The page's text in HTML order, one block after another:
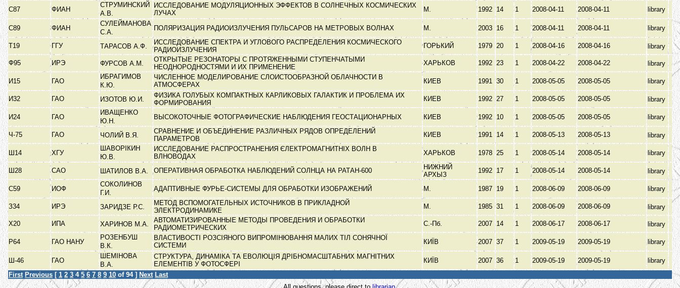
С87 ФИАН
СТРУМИНСКИЙ
А.В.
ИССЛЕДОВАНИЕ МОДУЛЯЦИОННЫХ ЭФФЕКТОВ В СОЛНЕЧНЫХ КОСМИЧЕСКИХ
ЛУЧАХ
М. 1992 14 1 2008-04-11 2008-04-11 library
С89 ФИАН
СУЛЕЙМАНОВА
С.А.
ПОЛЯРИЗАЦИЯ РАДИОИЗЛУЧЕНИЯ ПУЛЬСАРОВ НА МЕТРОВЫХ ВОЛНАХ М. 2003 16 1 2008-04-11 2008-04-11 library
Т19 ГГУ ТАРАСОВ А.Ф.
ИССЛЕДОВАНИЕ СПЕКТРА И УГЛОВОГО РАСПРЕДЕЛЕНИЯ КОСМИЧЕСКОГО
РАДИОИЗЛУЧЕНИЯ
ГОРЬКИЙ 1979 20 1 2008-04-16 2008-04-16 library
Ф95 ИРЭ ФУРСОВ А.М.
ОТКРЫТЫЕ РЕЗОНАТОРЫ С ПРОТЯЖЕННЫМИ СТУПЕНЧАТЫМИ
НЕОДНОРОДНОСТЯМИ И ИХ ПРИМЕНЕНИЕ
ХАРЬКОВ 1992 23 1 2008-04-22 2008-04-22 library
И15 ГАО
ИБРАГИМОВ
К.Ю.
ЧИСЛЕННОЕ МОДЕЛИРОВАНИЕ СЛОИСТООБРАЗНОЙ ОБЛАЧНОСТИ В
АТМОСФЕРАХ
КИЕВ 1991 30 1 2008-05-05 2008-05-05 library
И32 ГАО ИЗОТОВ Ю.И.
ФИЗИКА ГОЛУБЫХ КОМПАКТНЫХ КАРЛИКОВЫХ ГАЛАКТИК И ПРОБЛЕМА ИХ
ФОРМИРОВАНИЯ
КИЕВ 1992 27 1 2008-05-05 2008-05-05 library
И24 ГАО
ИВАЩЕНКО
Ю.Н.
ВЫСОКОТОЧНЫЕ ФОТОГРАФИЧЕСКИЕ НАБЛЮДЕНИЯ ГЕОСТАЦИОНАРНЫХ КИЕВ 1992 10 1 2008-05-05 2008-05-05 library
Ч-75 ГАО ЧОЛИЙ В.Я.
СРАВНЕНИЕ И ОБЪЕДИНЕНИЕ РАЗЛИЧНЫХ РЯДОВ ОПРЕДЕЛЕНИЙ
ПАРАМЕТРОВ
КИЕВ 1991 14 1 2008-05-13 2008-05-13 library
Ш14 ХГУ
ШАВОРІКИН
Ю.В.
ИССЛЕДОВАНИЕ РАСПРОСТРАНЕНИЯ ЄЛЕКТРОМАГНИТНІХ ВОЛН В
ВЛНОВОДАХ
ХАРЬКОВ 1978 25 1 2008-05-14 2008-05-14 library
Ш28 САО ШАТИЛОВ В.А. ОПЕРАТИВНАЯ ОБРАБОТКА НАБЛЮДЕНИЙ СОЛНЦА НА РАТАН-600
НИЖНИЙ
АРХЫЗ
1992 17 1 2008-05-14 2008-05-14 library
С59 ИОФ
СОКОЛИНОВ
Г.И.
АДАПТИВНЫЕ ФУРЬЕ-СИСТЕМЫ ДЛЯ ОБРАБОТКИ ИЗОБРАЖЕНИЙ М. 1987 19 1 2008-06-09 2008-06-09 library
З34 ИРЭ ЗАРИДЗЕ Р.С.
МЕТОД ВСПОМОГАТЕЛЬНЫХ ИСТОЧНИКОВ В ПРИКЛАДНОЙ
ЭЛЕКТРОДИНАМИКЕ
М. 1985 31 1 2008-06-09 2008-06-09 library
Х20 ИПА ХАРИНОВ М.А.
АВТОМАТИЗИРОВАННЫЕ МЕТОДЫ ПРОВЕДЕНИЯ И ОБРАБОТКИ
РАДИОМЕТРИЧЕСКИХ
С.-Пб. 2007 14 1 2008-06-17 2008-06-17 library
Р64 ГАО НАНУ
РОЗЕНБУШ
В.К.
ВЛАСТИВОСТІ РОЗСІЯНОГО ВИПРОМІНЮВАННЯ МАЛИХ ТІЛ СОНЯЧНОЇ
СИСТЕМИ
КИЇВ 2007 37 1 2009-05-19 2009-05-19 library
Ш-46 ГАО
ШЕМІНОВА
В.А.
СТРУКТУРА, ДИНАМІКА ТА ЕВОЛЮЦІЯ ДРІБНОМАСШТАБНИХ МАГНІТНИХ
ЕЛЕМЕНТІВ У ФОТОСФЕРІ
КИЇВ 2007 36 1 2009-05-19 2009-05-19
library
First Previous [ 1 2 3 4 5 6 7 8 9 10 of 94 ] Next Last